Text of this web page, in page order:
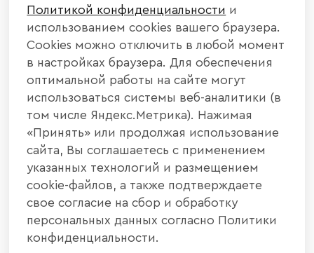
Политикой конфиденциальности и
использованием cookies вашего браузера.
Cookies можно отключить в любой момент
в настройках браузера. Для обеспечения
оптимальной работы на сайте могут
использоваться системы веб-аналитики (в
том числе Яндекс.Метрика). Нажимая
«Принять» или продолжая использование
сайта, Вы соглашаетесь с применением
указанных технологий и размещением
cookie-файлов, а также подтверждаете
свое согласие на сбор и обработку
персональных данных согласно Политики
конфиденциальности.